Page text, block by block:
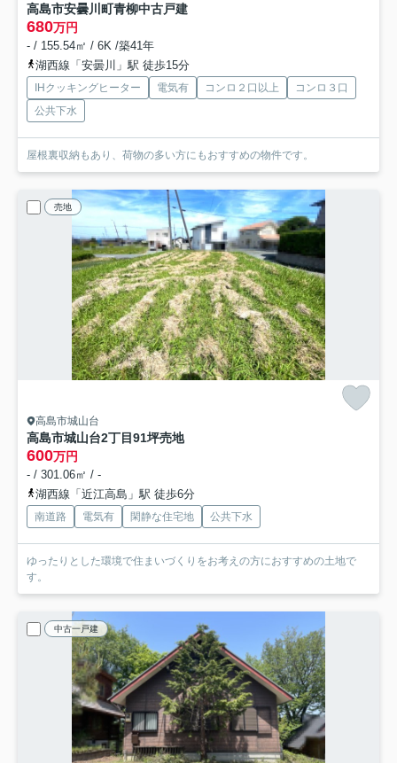
高島市安曇川町青柳中古戸建
680万円
- / 155.54㎡ / 6K /築41年
湖西線「安曇川」駅 徒歩15分
IHクッキングヒーター 電気有 コンロ２口以上
コンロ３口
公共下水
屋根裏収納もあり、荷物の多い方にもおすすめの物件です。
売地
高島市城山台
高島市城山台2丁目91坪売地
600万円
- / 301.06㎡ / -
湖西線「近江高島」駅 徒歩6分
南道路 電気有 閑静な住宅地 公共下水
ゆったりとした環境で住まいづくりをお考えの方におすすめの土地で
す。
中古一戸建